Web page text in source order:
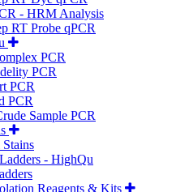
- HRM Analysis
RT Probe qPCR
PCR
PCR
PCR
PCR
Sample PCR
- HighQu
Reagents & Kits